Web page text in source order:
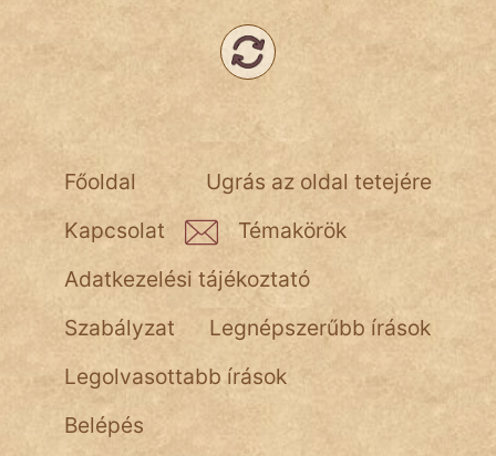
Hunor
Jób Gedeon
Láron Ádám
mikkamakka
vörös ördög
nagyöreg
Ugrás az oldal tetejére
Főoldal
Kapcsolat
Témakörök
Adatkezelési tájékoztató
Szabályzat
Legnépszerűbb írások
Legolvasottabb írások
Belépés